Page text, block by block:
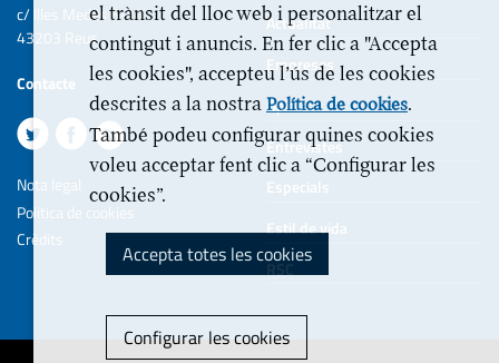
Actualitat
Empreses
Opinió
Entrevistes
Especials
Estil de vida
RSC
c/ Illes Medes 6-10
43203 Reus
Contacte
Nota legal
Politica de cookies
Crèdits
el trànsit del lloc web i personalitzar el
contingut i anuncis. En fer clic a "Accepta
les cookies", accepteu l’ús de les cookies
descrites a la nostra Política de cookies.
També podeu configurar quines cookies
voleu acceptar fent clic a “Configurar les
cookies”.
Accepta totes les cookies
Configurar les cookies